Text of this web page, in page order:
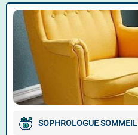
SOPHROLOGUE